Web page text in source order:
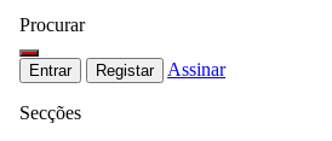
Procurar
Entrar Registar Assinar
Secções